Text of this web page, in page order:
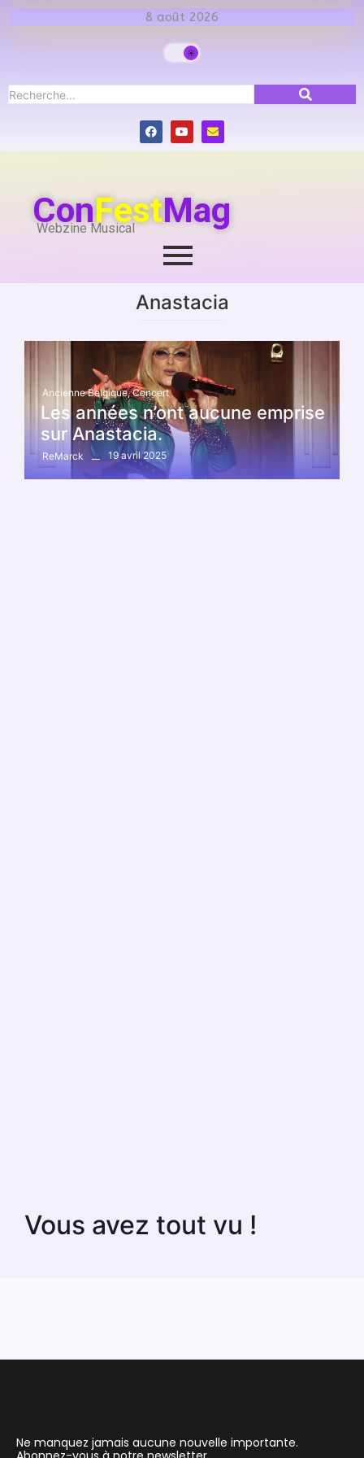
8 août 2026
ConFestMag
Webzine Musical
Anastacia
Ancienne Belgique, Concert
Les années n’ont aucune emprise
sur Anastacia.
ReMarck 19 avril 2025
Vous avez tout vu !
Ne manquez jamais aucune nouvelle importante.